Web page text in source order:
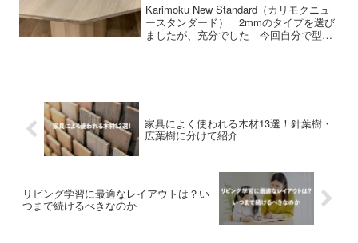
Karimoku New Standard（カリモクニュ
ースタンダード） 2mmのタイプを選び
ましたが、充分でした 今回自分で型紙
家具によく使われる木材13選！針葉樹・
広葉樹に分けて紹介
リビング学習に最適なレイアウトは？い
つまで続けるべきなのか